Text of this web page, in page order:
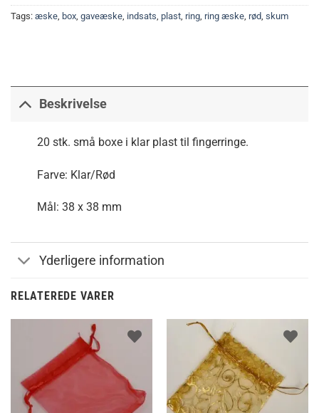
Tags: æske, box, gaveæske, indsats, plast, ring, ring æske, rød, skum
Beskrivelse
20 stk. små boxe i klar plast til fingerringe.
Farve: Klar/Rød
Mål: 38 x 38 mm
Yderligere information
RELATEREDE VARER